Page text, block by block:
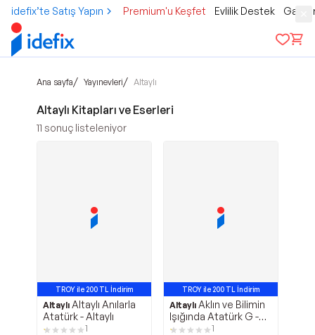
idefix’te Satış Yapın Premium'u Keşfet Evlilik Destek
Ana sayfa/ Yayınevleri/ Altaylı
Altaylı Kitapları ve Eserleri
11 sonuç listeleniyor
TROY ile 200 TL İndirim
Altaylı Altaylı Anılarla
Atatürk - Altaylı
1
TROY ile 200 TL İndirim
Altaylı Aklın ve Bilimin
Işığında Atatürk G -
Altaylı
1